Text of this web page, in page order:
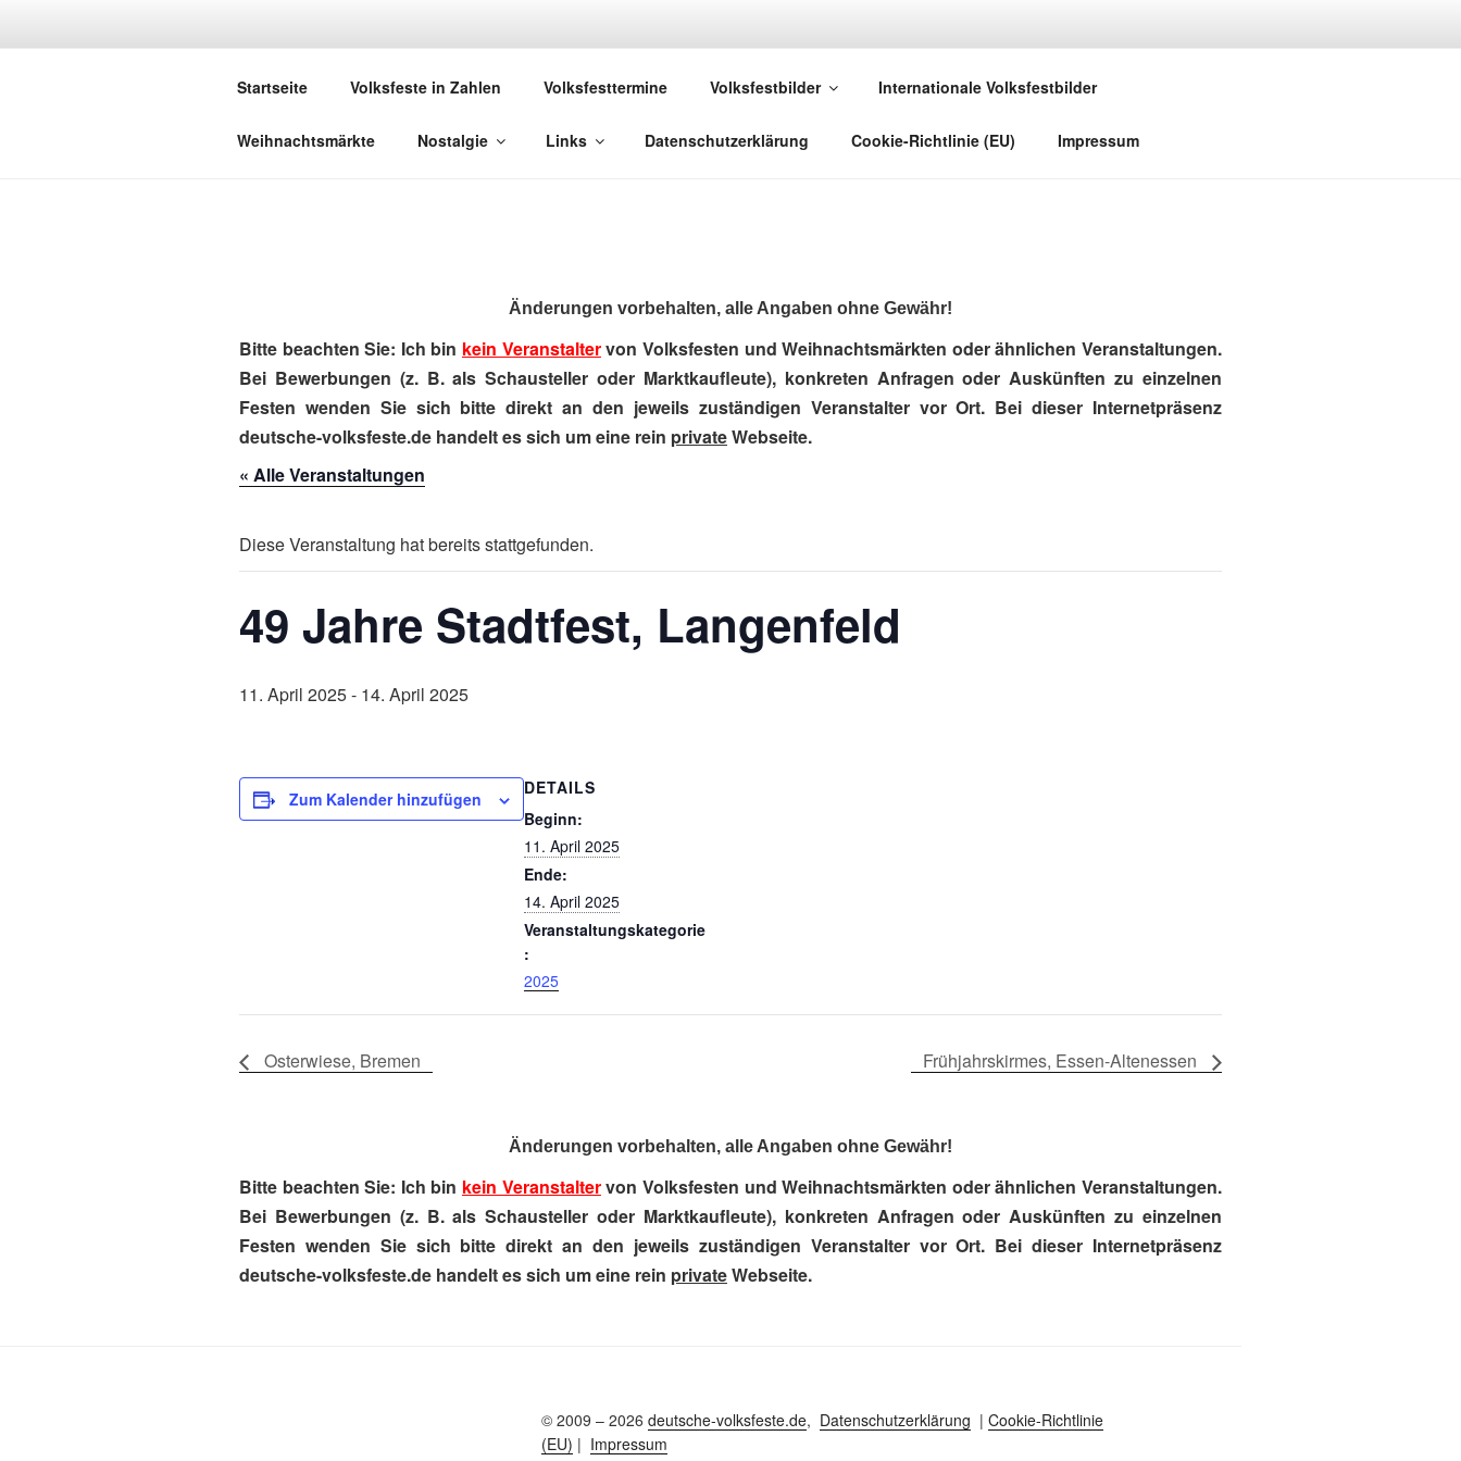
DEUTSCHE VOLKSFESTE
Startseite Volksfeste in Zahlen Volksfesttermine Volksfestbilder Internationale Volksfestbilder
Weihnachtsmärkte Nostalgie Links Datenschutzerklärung Cookie-Richtlinie (EU) Impressum
Änderungen vorbehalten, alle Angaben ohne Gewähr!
Bitte beachten Sie: Ich bin kein Veranstaltervon Volksfesten und Weihnachtsmärkten oder ähnlichen Veranstaltungen.
Bei Bewerbungen (z. B. als Schausteller oder Marktkaufleute), konkreten Anfragen oder Auskünften zu einzelnen
Festen wenden Sie sich bitte direkt an den jeweils zuständigen Veranstalter vor Ort. Bei dieser Internetpräsenz
deutsche-volksfeste.de handelt es sich um eine rein privateWebseite.
« Alle Veranstaltungen
Diese Veranstaltung hat bereits stattgefunden.
49 Jahre Stadtfest, Langenfeld
11. April 2025- 14. April 2025
Zum Kalender hinzufügen
DETAILS
Beginn:
11. April 2025
Ende:
14. April 2025
Veranstaltungskategorie
:
2025
Osterwiese, Bremen Frühjahrskirmes, Essen-Altenessen
Änderungen vorbehalten, alle Angaben ohne Gewähr!
Bitte beachten Sie: Ich bin kein Veranstaltervon Volksfesten und Weihnachtsmärkten oder ähnlichen Veranstaltungen.
Bei Bewerbungen (z. B. als Schausteller oder Marktkaufleute), konkreten Anfragen oder Auskünften zu einzelnen
Festen wenden Sie sich bitte direkt an den jeweils zuständigen Veranstalter vor Ort. Bei dieser Internetpräsenz
deutsche-volksfeste.de handelt es sich um eine rein privateWebseite.
© 2009 – 2026 deutsche-volksfeste.de, Datenschutzerklärung | Cookie-Richtlinie
(EU) | Impressum